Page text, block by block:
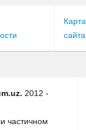
Карта
сайта
2012 -
частичном